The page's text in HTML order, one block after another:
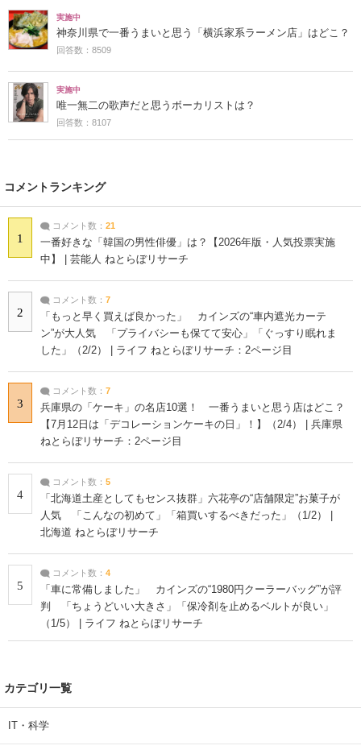
実施中
神奈川県で一番うまいと思う「横浜家系ラーメン店」はどこ？
回答数：8509
実施中
唯一無二の歌声だと思うボーカリストは？
回答数：8107
コメントランキング
1
コメント数： 21
一番好きな「韓国の男性俳優」は？【2026年版・人気投票実施
中】 | 芸能人 ねとらぼリサーチ
2
コメント数： 7
「もっと早く買えば良かった」 カインズの“車内遮光カーテ
ン”が大人気 「プライバシーも保てて安心」「ぐっすり眠れま
した」（2/2） | ライフ ねとらぼリサーチ：2ページ目
3
コメント数： 7
兵庫県の「ケーキ」の名店10選！ 一番うまいと思う店はどこ？
【7月12日は「デコレーションケーキの日」！】（2/4） | 兵庫県
ねとらぼリサーチ：2ページ目
4
コメント数： 5
「北海道土産としてもセンス抜群」六花亭の“店舗限定”お菓子が
人気 「こんなの初めて」「箱買いするべきだった」（1/2） |
北海道 ねとらぼリサーチ
5
コメント数： 4
「車に常備しました」 カインズの“1980円クーラーバッグ”が評
判 「ちょうどいい大きさ」「保冷剤を止めるベルトが良い」
（1/5） | ライフ ねとらぼリサーチ
カテゴリ一覧
IT・科学